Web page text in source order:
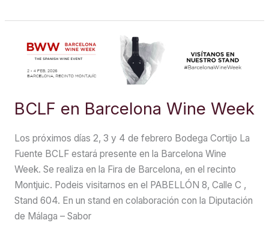
H&T26
BCLF en Barcelona Wine Week
Los próximos días 2, 3 y 4 de febrero Bodega Cortijo La
Fuente BCLF estará presente en la Barcelona Wine
Week. Se realiza en la Fira de Barcelona, en el recinto
Montjuic. Podeis visitarnos en el PABELLÓN 8, Calle C ,
Stand 604. En un stand en colaboración con la Diputación
de Málaga – Sabor